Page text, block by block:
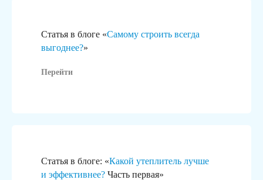
Статья в блоге «Самому строить всегда
выгоднее?»
Перейти
Статья в блоге: «Какой утеплитель лучше
и эффективнее? Часть первая»